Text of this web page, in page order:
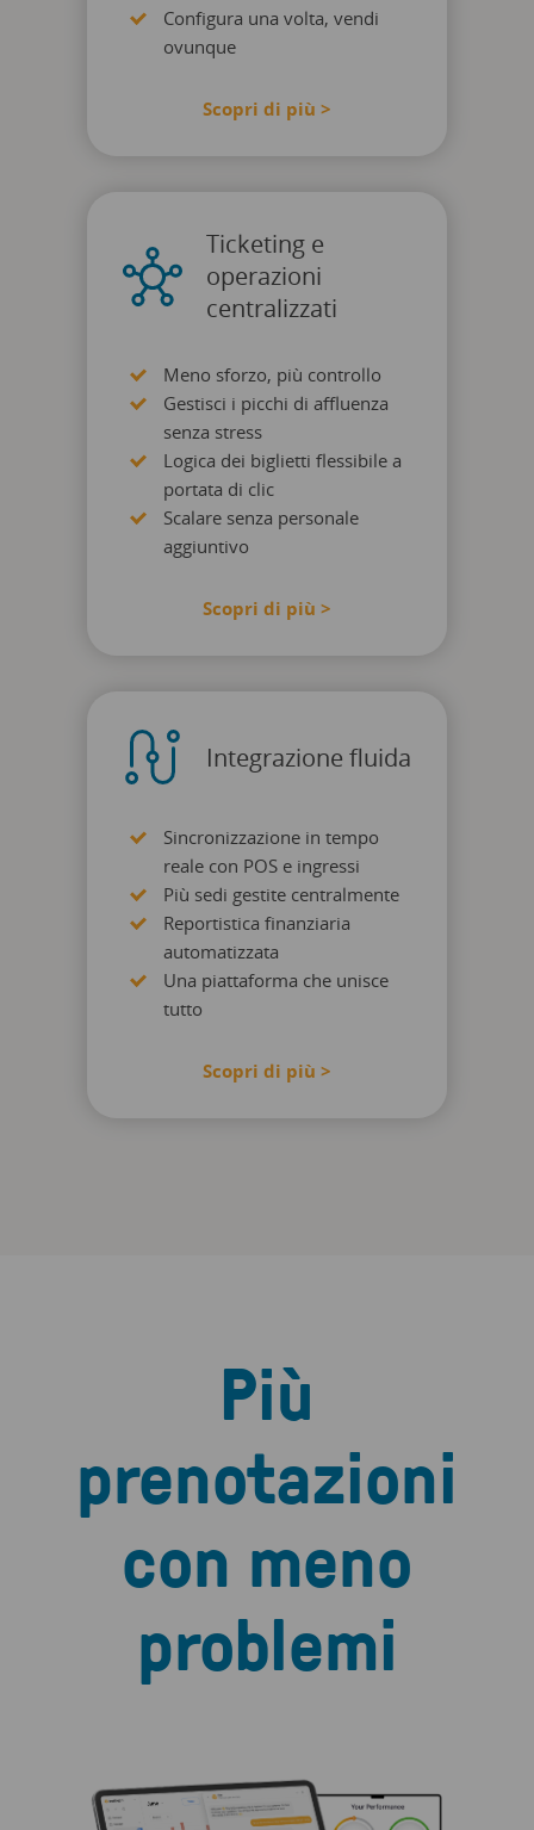
Configura una volta, vendi
ovunque
Scopri di più >
Ticketing e
operazioni
centralizzati
Meno sforzo, più controllo
Gestisci i picchi di affluenza
senza stress
Logica dei biglietti flessibile a
portata di clic
Scalare senza personale
aggiuntivo
Scopri di più >
Integrazione fluida
Sincronizzazione in tempo
reale con POS e ingressi
Più sedi gestite centralmente
Reportistica finanziaria
automatizzata
Una piattaforma che unisce
tutto
Scopri di più >
Più
prenotazioni
con meno
problemi